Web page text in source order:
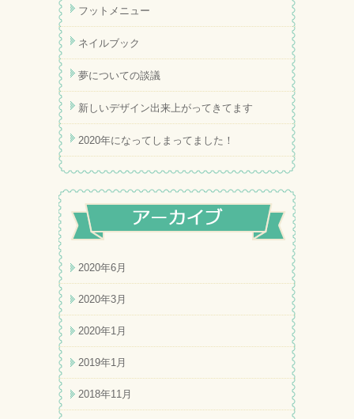
フットメニュー
ネイルブック
夢についての談議
新しいデザイン出来上がってきてます
2020年になってしまってました！
2020年6月
2020年3月
2020年1月
2019年1月
2018年11月